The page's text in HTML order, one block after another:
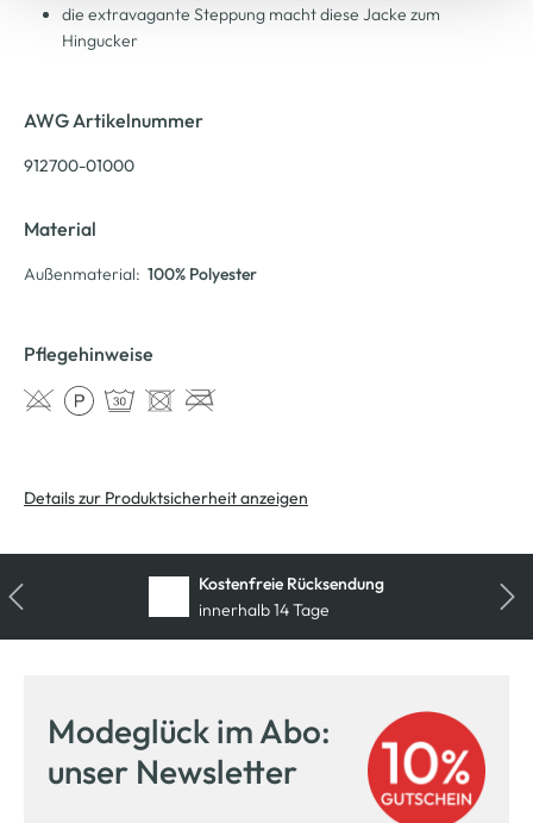
die extravagante Steppung macht diese Jacke zum
Hingucker
AWG Artikelnummer
912700-01000
Material
Außenmaterial: 100% Polyester
Pflegehinweise
Details zur Produktsicherheit anzeigen
Kostenfreie Rücksendung
innerhalb 14 Tage
Modeglück im Abo:
unser Newsletter